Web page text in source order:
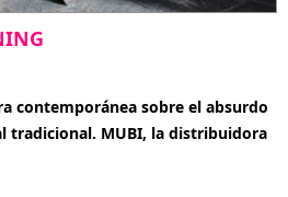
contemporánea sobre el absurdo
tradicional. MUBI, la distribuidora